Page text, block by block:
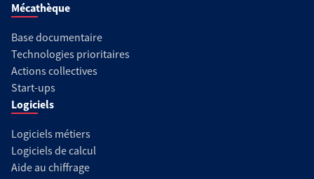
Mécathèque
Base documentaire
Technologies prioritaires
Actions collectives
Start-ups
Logiciels
Logiciels métiers
Logiciels de calcul
Aide au chiffrage